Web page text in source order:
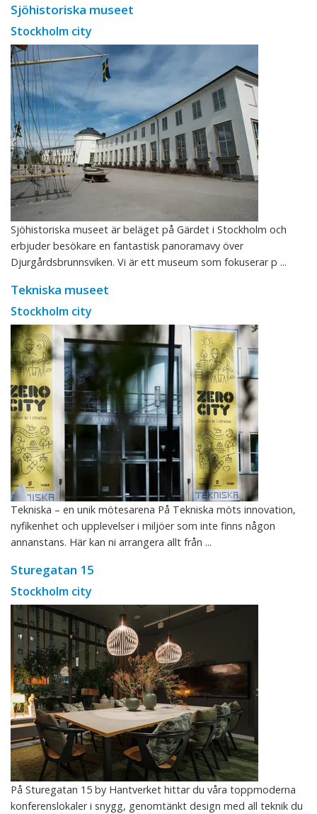
Sjöhistoriska museet
Stockholm city
Sjöhistoriska museet är beläget på Gärdet i Stockholm och
erbjuder besökare en fantastisk panoramavy över
Djurgårdsbrunnsviken. Vi är ett museum som fokuserar p ...
Tekniska museet
Stockholm city
Tekniska – en unik mötesarena På Tekniska möts innovation,
nyfikenhet och upplevelser i miljöer som inte finns någon
annanstans. Här kan ni arrangera allt från ...
Sturegatan 15
Stockholm city
På Sturegatan 15 by Hantverket hittar du våra toppmoderna
konferenslokaler i snygg, genomtänkt design med all teknik du